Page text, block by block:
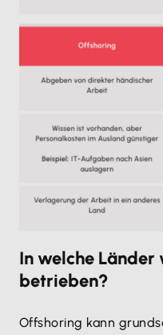
In welche
betrieben?
Offshoring kann